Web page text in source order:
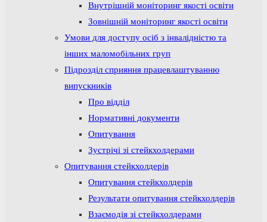
Внутрішній моніторинг якості освіти
Зовнішній моніторинг якості освіти
Умови для доступу осіб з інвалідністю та
інших маломобільних груп
Підрозділ сприяння працевлаштуванню
випускників
Про відділ
Нормативні документи
Опитування
Зустрічі зі стейкхолдерами
Опитування стейкхолдерів
Опитування стейкхолдерів
Результати опитування стейкхолдерів
Взаємодія зі стейкхолдерами